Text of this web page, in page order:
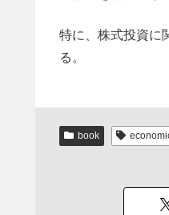
特に、株式投資に
る。
book